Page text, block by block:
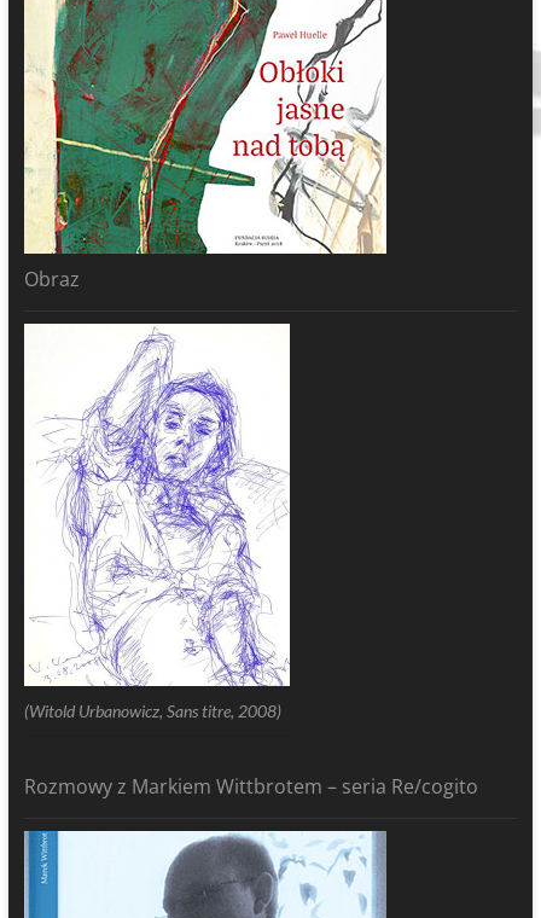
Obraz
(Witold Urbanowicz, Sans titre, 2008)
Rozmowy z Markiem Wittbrotem – seria Re/cogito